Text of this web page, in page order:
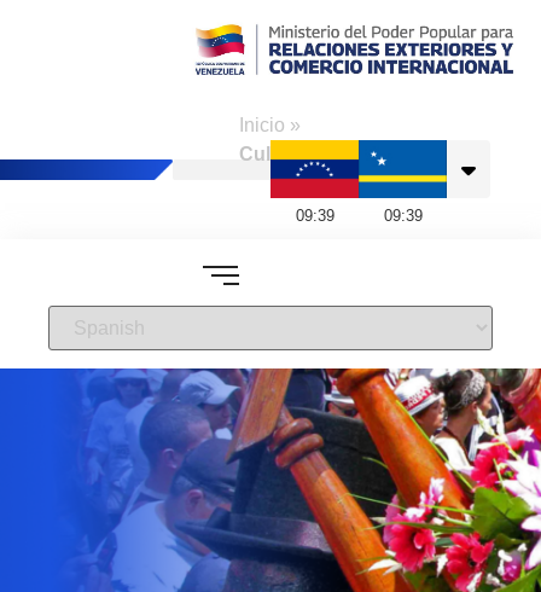
Inicio »
Cultura
09:39 09:39